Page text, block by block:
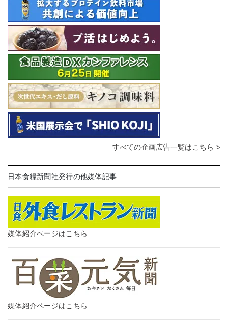
すべての企画広告一覧はこちら >
日本食糧新聞社発行の他媒体記事
媒体紹介ページはこちら
媒体紹介ページはこちら